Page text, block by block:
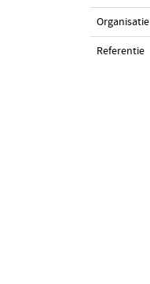
Organisatie
Referentie